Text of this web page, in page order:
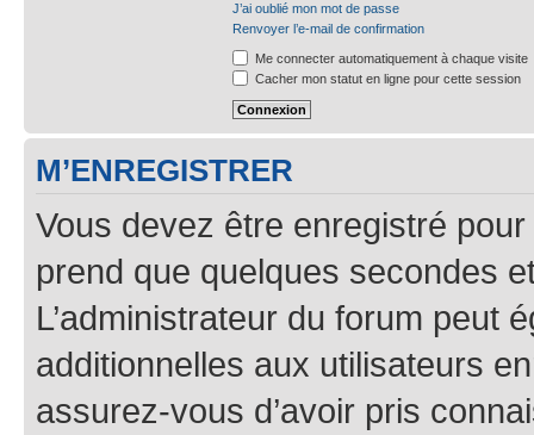
J’ai oublié mon mot de passe
Renvoyer l’e-mail de confirmation
Me connecter automatiquement à chaque visite
Cacher mon statut en ligne pour cette session
M’ENREGISTRER
Vous devez être enregistré
prend que quelques secondes
L’administrateur du forum peut
additionnelles aux utilisateurs
assurez-vous d’avoir pris